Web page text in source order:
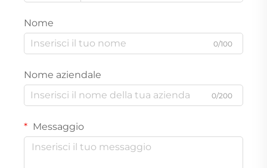
Nome
0/100
Nome aziendale
0/200
Messaggio